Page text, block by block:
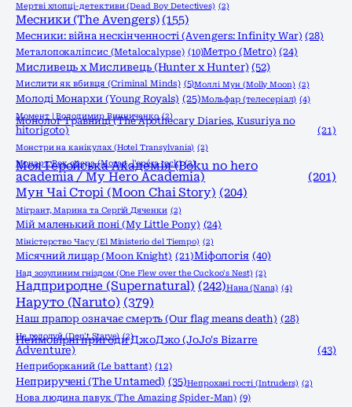
Мертві хлопці-детективи (Dead Boy Detectives) (2)
Месники (The Avengers) (155)
Месники: війна нескінченності (Avengers: Infinity War) (28)
Металопокаліпсис (Metalocalypse) (10)Метро (Metro) (24)
Мисливець х Мисливець (Hunter x Hunter) (52)
Мислити як вбивця (Criminal Minds) (5)Моллі Мун (Molly Moon) (2)
Молоді Монархи (Young Royals) (25)Мольфар (телесеріал) (4)
Момент | Володимир Винниченко (2)
Монолог Травниці (The Apothecary Diaries, Kusuriya no
hitorigoto)
(21)
Монстри на канікулах (Hotel Transylvania) (2)
Моцарт. Рок опера (Mozart, l'opéra rock) (2)
Моя Геройська Академія (Boku no hero
academia / My Hero Academia)
(201)
Мун Чаі Сторі (Moon Chai Story) (204)
Мігрант, Марина та Сергій Дяченки (2)
Мій маленький поні (My Little Pony) (24)
Міністерство Часу (El Ministerio del Tiempo) (2)
Місячний лицар (Moon Knight) (21)Міфологія (40)
Над зозулиним гніздом (One Flew over the Cuckoo's Nest) (2)
Надприродне (Supernatural) (242)Нана (Nana) (4)
Наруто (Naruto) (379)
Наш прапор означає смерть (Our flag means death) (28)
Не голодуй (Don't Starve) (2)
Неймовірні пригоди ДжоДжо (JoJo's Bizarre
Adventure)
(43)
Неприборканий (Le battant) (12)
Неприручені (The Untamed) (35)Непрохані гості (Intruders) (2)
Нова людина павук (The Amazing Spider-Man) (9)